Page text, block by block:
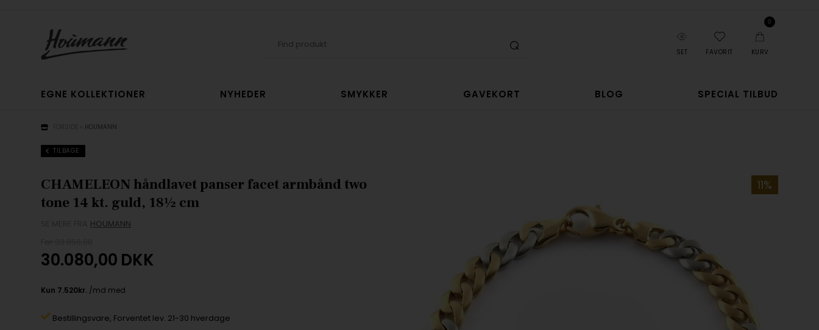
SET FAVORIT
0
KURV
EGNE KOLLEKTIONER NYHEDER SMYKKER GAVEKORT BLOG SPECIAL TILBUD
HOUMANN
TILBAGE
CHAMELEON håndlavet panser facet armbånd two
tone 14 kt. guld, 18½ cm
HOUMANN
30.080,00 DKK
Bestillingsvare, Forventet lev. 21-30 hverdage
11%